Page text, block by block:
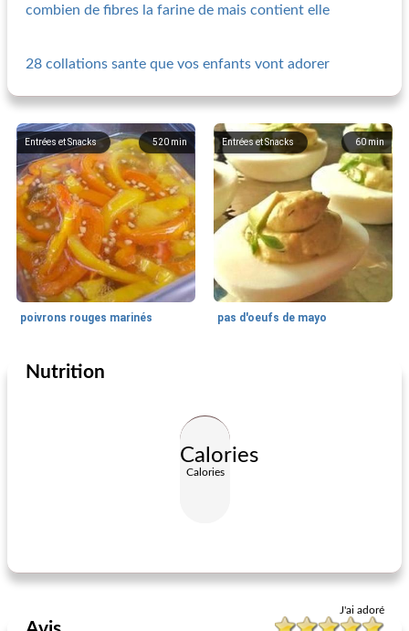
combien de fibres la farine de mais contient elle
28 collations sante que vos enfants vont adorer
520 min
Entrées et Snacks
poivrons rouges marinés
60min
Entrées et Snacks
pas d'oeufs de mayo
Entrées et Snacks
Nutrition
Calories
Calories
J'ai adoré